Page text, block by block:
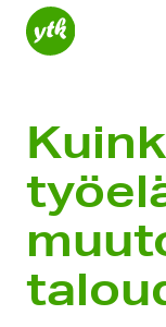
Hyppää
sisältöön